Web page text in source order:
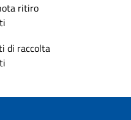
ritiro
di raccolta